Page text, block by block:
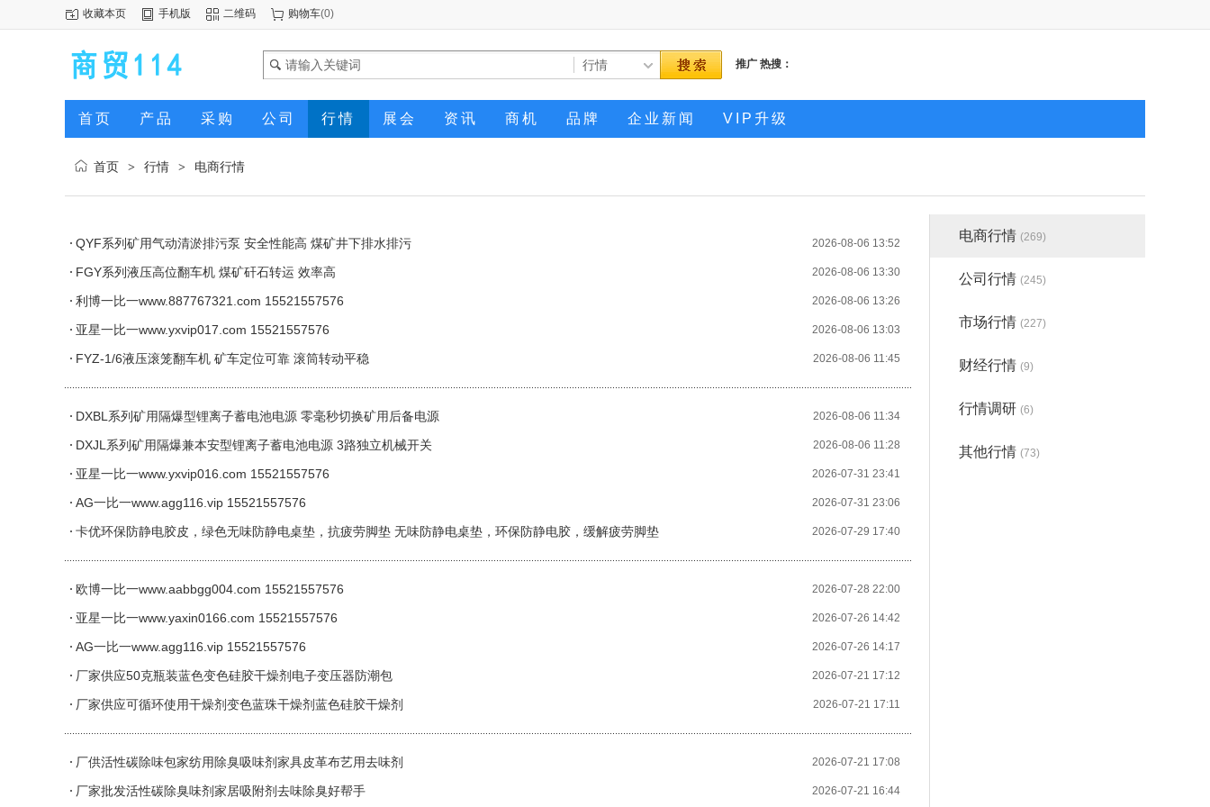
收藏本页 手机版 二维码 购物车(0)
推广 热搜：
首页 产品 采购 公司 行情 展会 资讯 商机 品牌 企业新闻 VIP升级
首页 > 行情 > 电商行情
2026-08-06 13:52
QYF系列矿用气动清淤排污泵 安全性能高 煤矿井下排水排污
2026-08-06 13:30
FGY系列液压高位翻车机 煤矿矸石转运 效率高
2026-08-06 13:26
利博一比一www.887767321.com 15521557576
2026-08-06 13:03
亚星一比一www.yxvip017.com 15521557576
2026-08-06 11:45
FYZ-1/6液压滚笼翻车机 矿车定位可靠 滚筒转动平稳
2026-08-06 11:34
DXBL系列矿用隔爆型锂离子蓄电池电源 零毫秒切换矿用后备电源
2026-08-06 11:28
DXJL系列矿用隔爆兼本安型锂离子蓄电池电源 3路独立机械开关
2026-07-31 23:41
亚星一比一www.yxvip016.com 15521557576
2026-07-31 23:06
AG一比一www.agg116.vip 15521557576
2026-07-29 17:40
卡优环保防静电胶皮，绿色无味防静电桌垫，抗疲劳脚垫 无味防静电桌垫，环保防静电胶，缓解疲劳脚垫
2026-07-28 22:00
欧博一比一www.aabbgg004.com 15521557576
2026-07-26 14:42
亚星一比一www.yaxin0166.com 15521557576
2026-07-26 14:17
AG一比一www.agg116.vip 15521557576
2026-07-21 17:12
厂家供应50克瓶装蓝色变色硅胶干燥剂电子变压器防潮包
2026-07-21 17:11
厂家供应可循环使用干燥剂变色蓝珠干燥剂蓝色硅胶干燥剂
2026-07-21 17:08
厂供活性碳除味包家纺用除臭吸味剂家具皮革布艺用去味剂
2026-07-21 16:44
厂家批发活性碳除臭味剂家居吸附剂去味除臭好帮手
电商行情 (269)
公司行情 (245)
市场行情 (227)
财经行情 (9)
行情调研 (6)
其他行情 (73)